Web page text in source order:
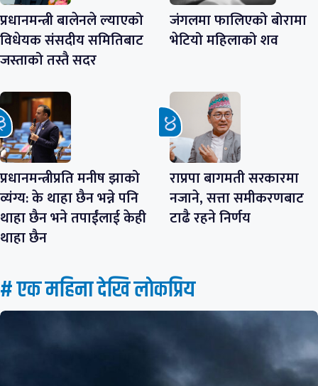
प्रधानमन्त्री बालेनले ल्याएको
विधेयक संसदीय समितिबाट
जस्ताको तस्तै सदर
जंगलमा फालिएको बोरामा
भेटियो महिलाको शव
प्रधानमन्त्रीप्रति मनीष झाको
व्यंग्य: के थाहा छैन भन्ने पनि
थाहा छैन भने तपाईंलाई केही
थाहा छैन
राप्रपा बागमती सरकारमा
नजाने, सत्ता समीकरणबाट
टाढै रहने निर्णय
# एक महिना देखि लाेकप्रिय